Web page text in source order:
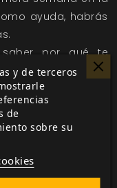
ayuda, habrás
saber por qué te
es que no lo
nuevo Chiquillo a
sirvientes que
cinco.
la Príncipe
debe demasiado
Uno de
y de terceros
de
sobre su